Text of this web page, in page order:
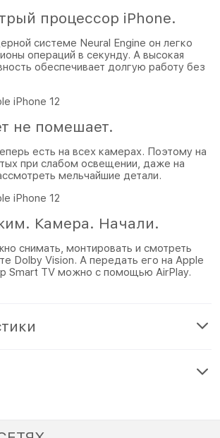
процессор iPhone.
системе Neural Engine он легко
операций в секунду. А высокая
обеспечивает долгую работу без
не помешает.
есть на всех камерах. Поэтому на
при слабом освещении, даже на
мельчайшие детали.
Камера. Начали.
снимать, монтировать и смотреть
Dolby Vision. А передать его на Apple
Smart TV можно с помощью AirPlay.